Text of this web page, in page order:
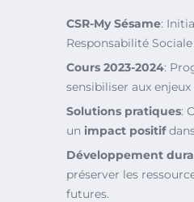
CSR-My Sésame:
Responsabilité
Cours 2023-2024:
sensibiliser aux
Solutions pratiques:
un impact positif
Développement
préserver les
futures.